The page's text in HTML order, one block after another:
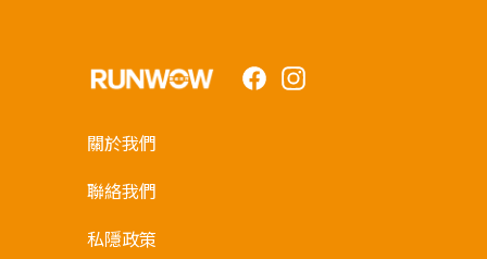
FacebookInstagram
關於我們
聯絡我們
私隱政策